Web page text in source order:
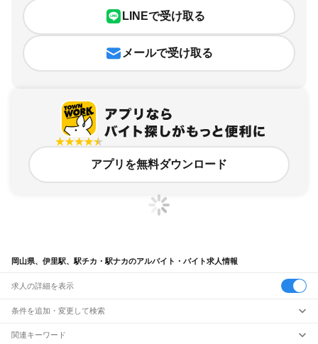
LINEで受け取る
メールで受け取る
アプリを無料ダウンロード
岡山県、伊里駅、駅チカ・駅ナカのアルバイト・バイト求人情報
求人の詳細を表示
条件を追加・変更して検索
市区町村を追加・変更
関連キーワード